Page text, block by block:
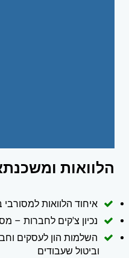
הלוואות
איחוד הלוואות למסורבי
נכיון צ'קים לחברות – מסגרת
השלמות הון לעסקים
וביטול שעבודים